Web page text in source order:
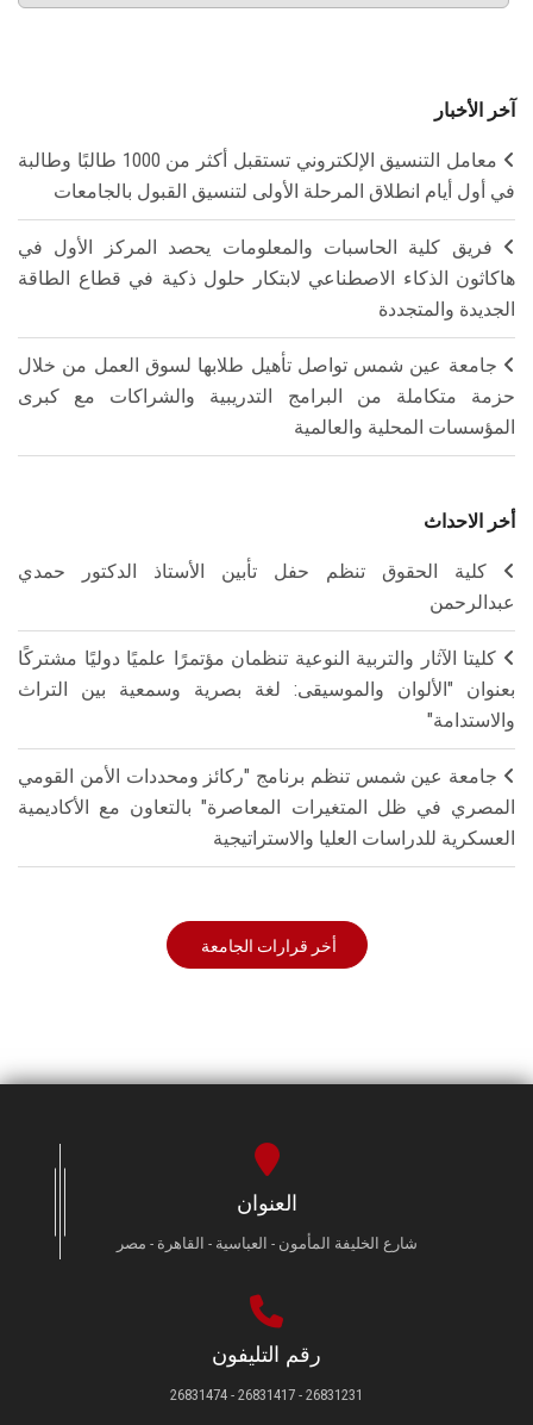
آخر الأخبار
معامل التنسيق الإلكتروني تستقبل أكثر من 1000 طالبًا وطالبة
في أول أيام انطلاق المرحلة الأولى لتنسيق القبول بالجامعات
فريق كلية الحاسبات والمعلومات يحصد المركز الأول في
هاكاثون الذكاء الاصطناعي لابتكار حلول ذكية في قطاع الطاقة
الجديدة والمتجددة
جامعة عين شمس تواصل تأهيل طلابها لسوق العمل من خلال
حزمة متكاملة من البرامج التدريبية والشراكات مع كبرى
المؤسسات المحلية والعالمية
أخر الاحداث
كلية الحقوق تنظم حفل تأبين الأستاذ الدكتور حمدي
عبدالرحمن
كليتا الآثار والتربية النوعية تنظمان مؤتمرًا علميًا دوليًا مشتركًا
بعنوان "الألوان والموسيقى: لغة بصرية وسمعية بين التراث
والاستدامة"
جامعة عين شمس تنظم برنامج "ركائز ومحددات الأمن القومي
المصري في ظل المتغيرات المعاصرة" بالتعاون مع الأكاديمية
العسكرية للدراسات العليا والاستراتيجية
أخر قرارات الجامعة
العنوان
شارع الخليفة المأمون - العباسية - القاهرة - مصر
رقم التليفون
26831231 - 26831417 - 26831474